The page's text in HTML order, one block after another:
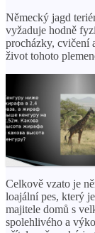
Německý jagd
vyžaduje hodně
procházky, cvičení
život tohoto
Celkově vzato je
loajální pes, který
majitele domů s
spolehlivého a